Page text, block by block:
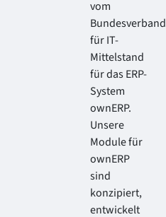
vom
Bundesverband
für IT-
Mittelstand
für das ERP-
System
ownERP.
Unsere
Module für
ownERP
sind
konzipiert,
entwickelt